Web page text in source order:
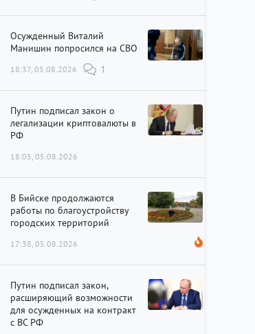
Осужденный Виталий
Манишин попросился на СВО
18:37, 05.08.2026 1
Путин подписал закон о
легализации криптовалюты в
РФ
18:05, 05.08.2026
В Бийске продолжаются
работы по благоустройству
городских территорий
17:38, 05.08.2026
Путин подписал закон,
расширяющий возможности
для осужденных на контракт
с ВС РФ